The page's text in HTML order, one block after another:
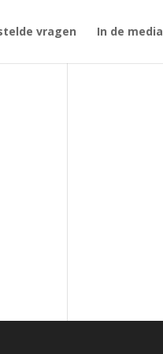
vragen In de media